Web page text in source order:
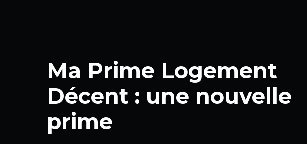
Ma Prime Logement
Décent : une nouvelle
prime